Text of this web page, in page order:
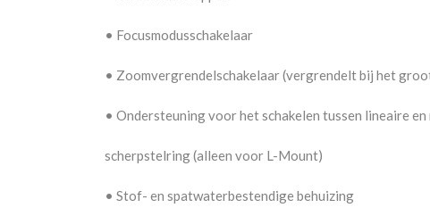
• Focusmodusschakelaar
• Zoomvergrendelschakelaar (vergrendelt bij het
• Ondersteuning voor het schakelen tussen lineaire
scherpstelring (alleen voor L-Mount)
• Stof- en spatwaterbestendige behuizing